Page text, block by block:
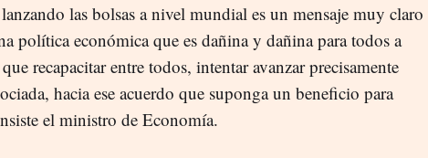
las bolsas a nivel mundial es un mensaje muy claro
política económica que es dañina y dañina para todos a
recapacitar entre todos, intentar avanzar precisamente
hacia ese acuerdo que suponga un beneficio para
el ministro de Economía.